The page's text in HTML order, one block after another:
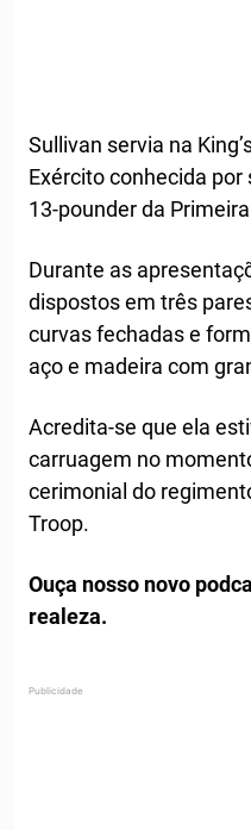
Sullivan servia na
Exército conhecida
13-pounder da
Durante as
dispostos em três
curvas fechadas e
aço e madeira com
Acredita-se que ela
carruagem no
cerimonial do
Troop.
Ouça nosso novo
realeza.